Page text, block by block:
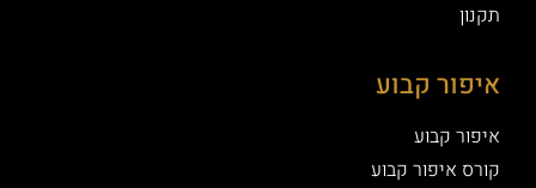
תקנון
איפור קבוע
איפור קבוע
קורס איפור קבוע